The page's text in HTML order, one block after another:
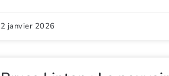
2 janvier 2026